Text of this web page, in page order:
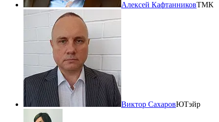
Алексей КафтанниковТМК
Виктор СахаровЮТэйр